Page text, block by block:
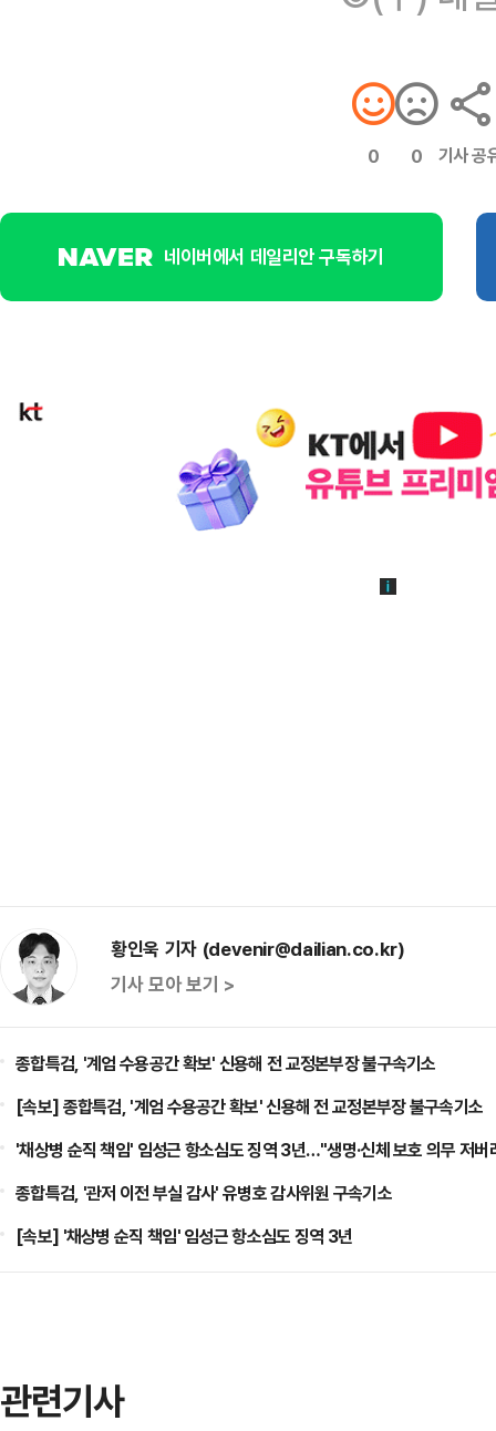
0 0 기사 공
네이버에서 데일리안 구독하기
황인욱 기자 (devenir@dailian.co.kr)
기사 모아 보기 >
종합특검, '계엄 수용공간 확보' 신용해 전 교정본부장 불구속기소
[속보] 종합특검, '계엄 수용공간 확보' 신용해 전 교정본부장 불구속기소
'채상병 순직 책임' 임성근 항소심도 징역 3년…"생명·신체 보호 의무 저버
종합특검, '관저 이전 부실 감사' 유병호 감사위원 구속기소
[속보] '채상병 순직 책임' 임성근 항소심도 징역 3년
관련기사